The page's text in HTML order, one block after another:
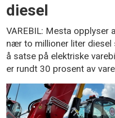
diesel
VAREBIL: Mesta opplyser
nær to millioner liter diesel
å satse på elektriske
er rundt 30 prosent av